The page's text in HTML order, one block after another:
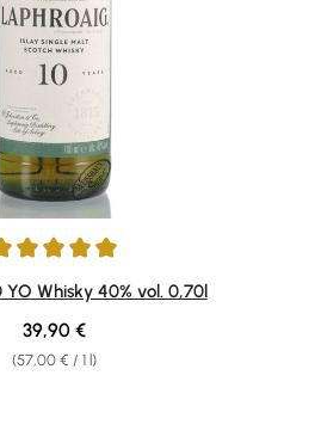
of 5 stars
YO Whisky 40% vol. 0,70l
(57,00 € / 1 l)
Regular price:
39,90 €